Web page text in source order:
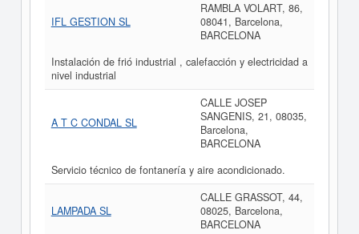
IFL GESTION SL
RAMBLA VOLART, 86,
08041, Barcelona,
BARCELONA
Instalación de frió industrial , calefacción y electricidad a
nivel industrial
A T C CONDAL SL
CALLE JOSEP
SANGENIS, 21, 08035,
Barcelona,
BARCELONA
Servicio técnico de fontanería y aire acondicionado.
LAMPADA SL
CALLE GRASSOT, 44,
08025, Barcelona,
BARCELONA